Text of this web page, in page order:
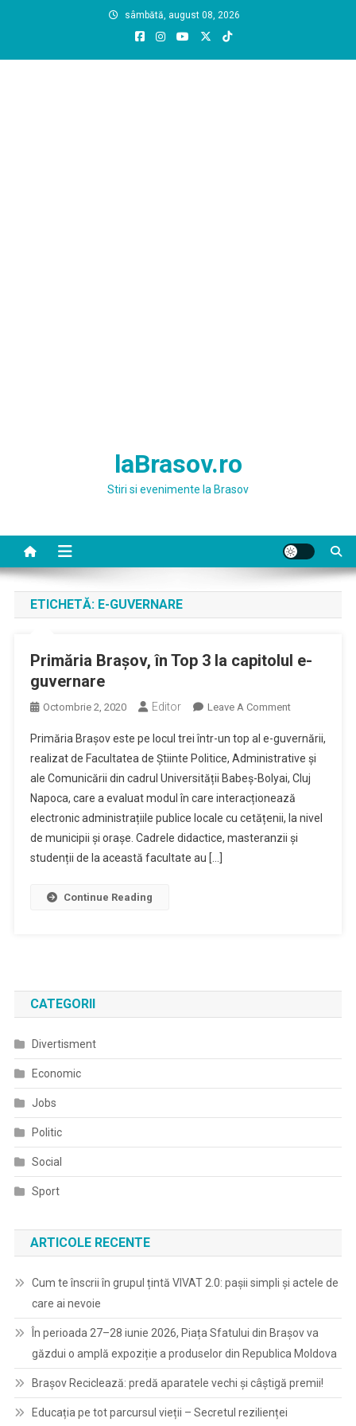
sâmbătă, august 08, 2026
laBrasov.ro
Stiri si evenimente la Brasov
ETICHETĂ: E-GUVERNARE
Primăria Brașov, în Top 3 la capitolul e-
guvernare
Octombrie 2, 2020 Editor Leave A CommentOn
Brașov,
În
Top
3
La
Capitolul
Primăria Brașov este pe locul trei într-un top al e-guvernării,
realizat de Facultatea de Știinte Politice, Administrative și
ale Comunicării din cadrul Universității Babeș-Bolyai, Cluj
Napoca, care a evaluat modul în care interacționează
electronic administrațiile publice locale cu cetățenii, la nivel
de municipii și orașe. Cadrele didactice, masteranzii și
studenții de la această facultate au […]
Continue Reading
CATEGORII
Divertisment
Economic
Jobs
Politic
Social
Sport
ARTICOLE RECENTE
Cum te înscrii în grupul țintă VIVAT 2.0: pașii simpli și actele de
care ai nevoie
În perioada 27–28 iunie 2026, Piața Sfatului din Brașov va
găzdui o amplă expoziție a produselor din Republica Moldova
Brașov Reciclează: predă aparatele vechi și câștigă premii!
Educația pe tot parcursul vieții – Secretul rezilienței